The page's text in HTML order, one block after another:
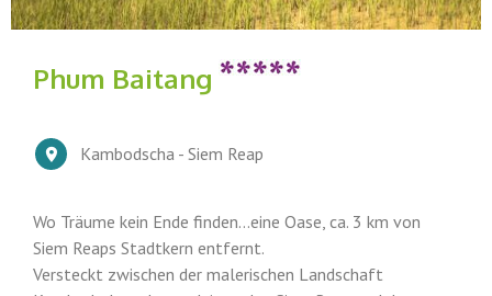
Phum Baitang
Kambodscha - Siem Reap
Wo Träume kein Ende finden...eine Oase, ca. 3 km von
Siem Reaps Stadtkern entfernt.
Versteckt zwischen der malerischen Landschaft